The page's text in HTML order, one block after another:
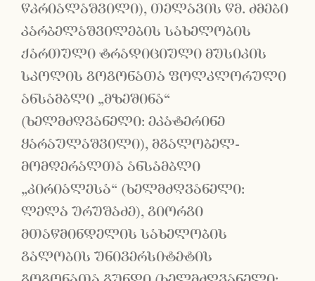
წკრიალაშვილი), თელავის წმ. ძმები
კარბელაშვილების სახელობის
ქართული ტრადიციული მუსიკის
სკოლის გოგონათა ფოლკლორული
ანსამბლი „მზეშინა“
(ხელმძღვანელი: ეკატერინე
ყარაულაშვილი), მგალობელ-
მომღერალთა ანსამბლი
„კირიალესა“ (ხელმძღვანელი:
ლელა ურუშაძე), გიორგი
მთაწმინდელის სახელობის
გალობის უნივერსიტეტის